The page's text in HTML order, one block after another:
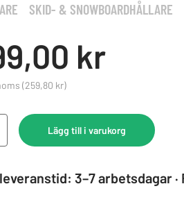
SKID- & SNOWBOARDHÅLLARE
kr
(259,80 kr)
Lägg till i varukorg
3–7 arbetsdagar